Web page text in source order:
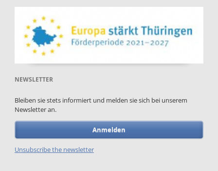
NEWSLETTER
Bleiben sie stets informiert und melden sie sich bei unserem
Newsletter an.
Anmelden
Unsubscribe the newsletter